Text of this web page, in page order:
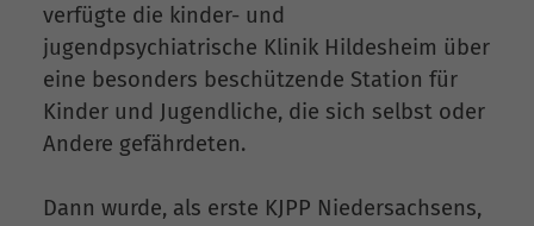
verfügte die kinder- und
jugendpsychiatrische Klinik Hildesheim über
eine besonders beschützende Station für
Kinder und Jugendliche, die sich selbst oder
Andere gefährdeten.
Dann wurde, als erste KJPP Niedersachsens,